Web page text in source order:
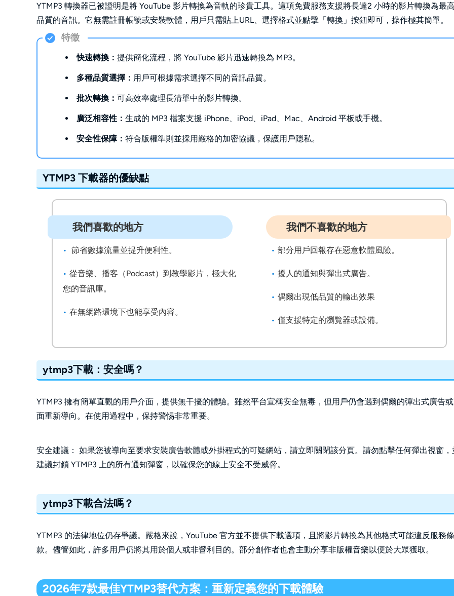
YTMP3 轉換器已被證明是將 YouTube 影片轉換為音軌的珍貴工具。這項免費服務支援將長達2 小時的影片轉換為最
品質的音訊。它無需註冊帳號或安裝軟體，用戶只需貼上URL、選擇格式並點擊「轉換」按鈕即可，操作極其簡單。
特徵
快速轉換： 提供簡化流程，將 YouTube 影片迅速轉換為 MP3。
多種品質選擇： 用戶可根據需求選擇不同的音訊品質。
批次轉換： 可高效率處理長清單中的影片轉換。
廣泛相容性： 生成的 MP3 檔案支援 iPhone、iPod、iPad、Mac、Android 平板或手機。
安全性保障： 符合版權準則並採用嚴格的加密協議，保護用戶隱私。
YTMP3 下載器的優缺點
我們喜歡的地方
節省數據流量並提升便利性。
從音樂、播客（Podcast）到教學影片，極大化
您的音訊庫。
在無網路環境下也能享受內容。
我們不喜歡的地方
部分用戶回報存在惡意軟體風險。
擾人的通知與彈出式廣告。
偶爾出現低品質的輸出效果
僅支援特定的瀏覽器或設備。
ytmp3下載：安全嗎？
YTMP3 擁有簡單直觀的用戶介面，提供無干擾的體驗。雖然平台宣稱安全無毒，但用戶仍會遇到偶爾的彈出式廣告
面重新導向。在使用過程中，保持警惕非常重要。
安全建議： 如果您被導向至要求安裝廣告軟體或外掛程式的可疑網站，請立即關閉該分頁。請勿點擊任何彈出視窗，
建議封鎖 YTMP3 上的所有通知彈窗，以確保您的線上安全不受威脅。
ytmp3下載合法嗎？
YTMP3 的法律地位仍存爭議。嚴格來說，YouTube 官方並不提供下載選項，且將影片轉換為其他格式可能違反服務條
款。儘管如此，許多用戶仍將其用於個人或非營利目的。部分創作者也會主動分享非版權音樂以便於大眾獲取。
2026年7款最佳YTMP3替代方案：重新定義您的下載體驗